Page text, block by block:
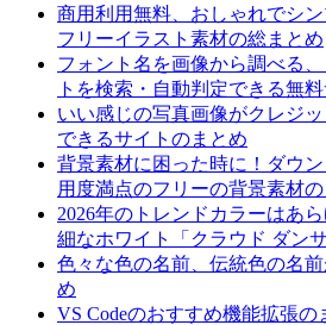
商用利用無料、おしゃれでシ
フリーイラスト素材の総まとめ
フォント名を画像から調べる
トを検索・自動判定できる無
いい感じの写真画像がクレジ
できるサイトのまとめ
背景素材に困った時に！ダウ
用度満点のフリーの背景素材
2026年のトレンドカラーはあ
細なホワイト「クラウド ダンサ
色々な色の名前、伝統色の名
め
VS Codeのおすすめ機能拡張